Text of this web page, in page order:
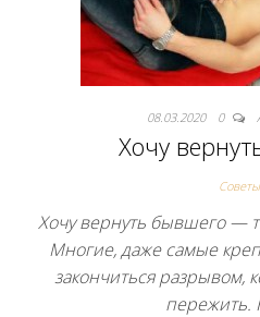
08.03.2020 0
Хочу
Советы
Хочу вернуть бывшего —
Многие, даже самые
закончиться разрывом,
пережить.